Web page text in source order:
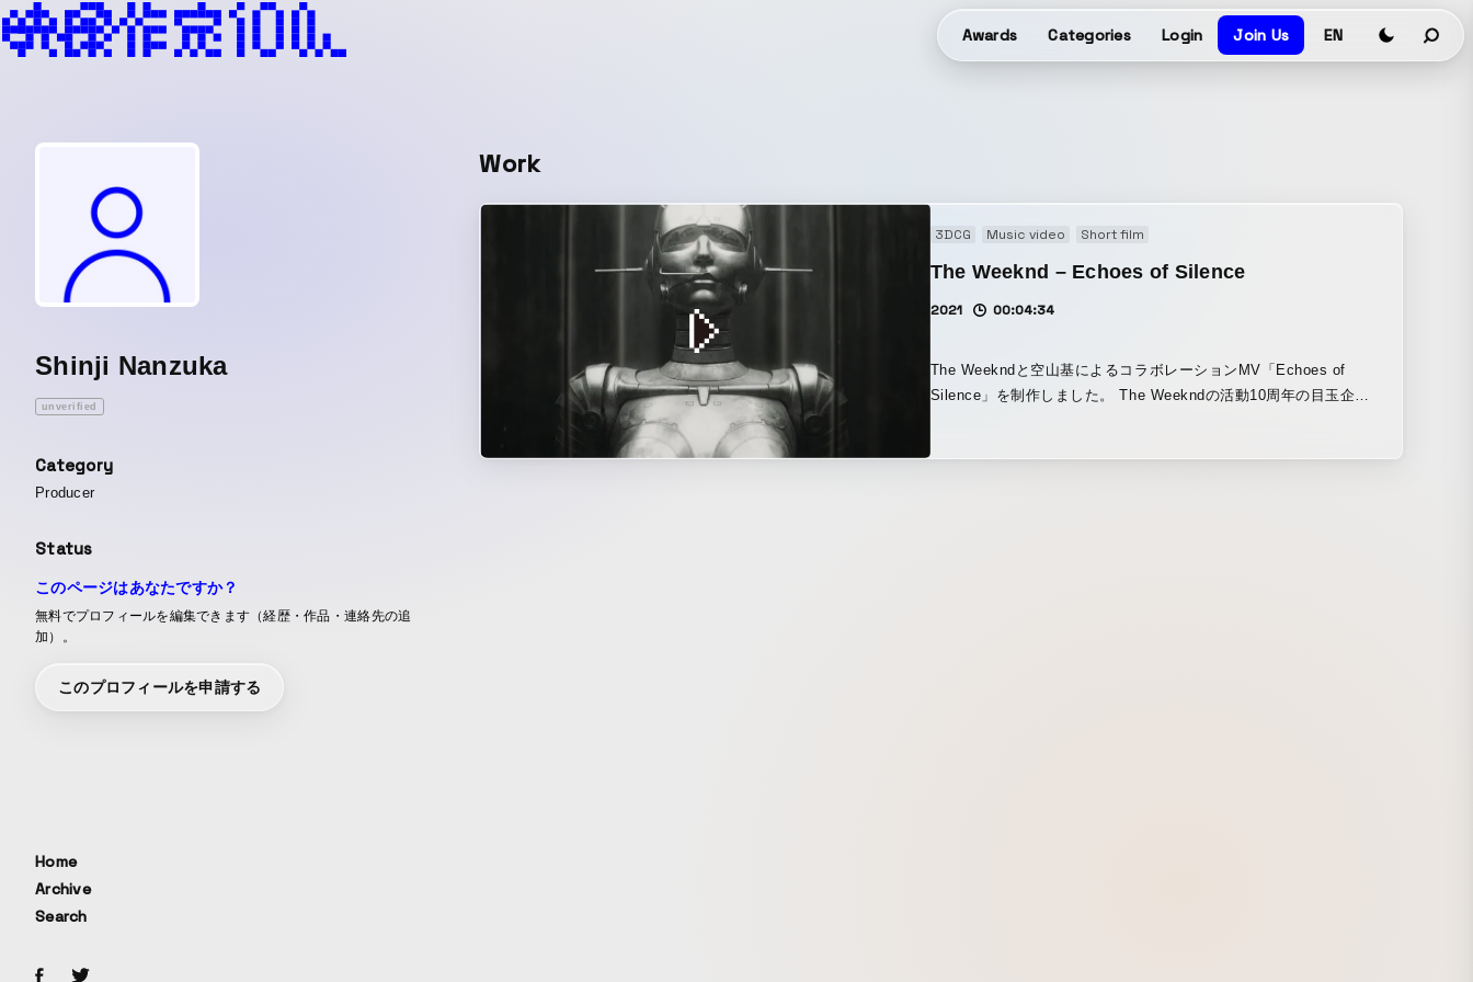
Awards Categories Login Join Us EN
Shinji Nanzuka
unverified
Category
Producer
Status
このページはあなたですか？
無料でプロフィールを編集できます（経歴・作品・連絡先の追
加）。
このプロフィールを申請する
Work
3DCG Music video Short film
The Weeknd – Echoes of Silence
2021 00:04:34
The Weekndと空山基によるコラボレーションMV「Echoes of
Silence」を制作しました。 The Weekndの活動10周年の目玉企画
Home
Archive
Search